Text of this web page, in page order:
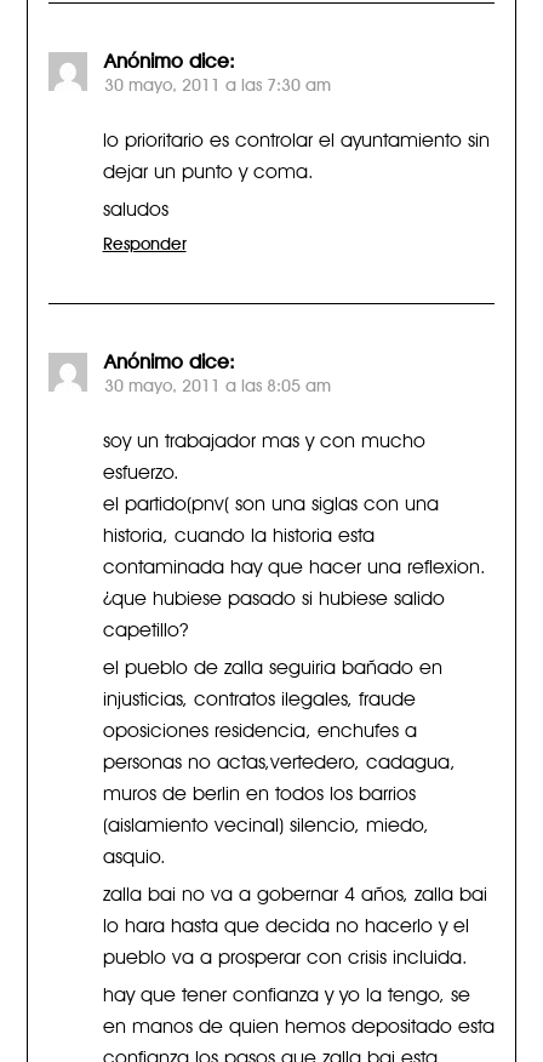
Anónimo dice:
30 mayo, 2011 a las 7:30 am
lo prioritario es controlar el ayuntamiento sin
dejar un punto y coma.
saludos
Responder
Anónimo dice:
30 mayo, 2011 a las 8:05 am
soy un trabajador mas y con mucho
esfuerzo.
el partido(pnv( son una siglas con una
historia, cuando la historia esta
contaminada hay que hacer una reflexion.
¿que hubiese pasado si hubiese salido
capetillo?
el pueblo de zalla seguiria bañado en
injusticias, contratos ilegales, fraude
oposiciones residencia, enchufes a
personas no actas,vertedero, cadagua,
muros de berlin en todos los barrios
(aislamiento vecinal) silencio, miedo,
asquio.
zalla bai no va a gobernar 4 años, zalla bai
lo hara hasta que decida no hacerlo y el
pueblo va a prosperar con crisis incluida.
hay que tener confianza y yo la tengo, se
en manos de quien hemos depositado esta
confianza los pasos que zalla bai esta